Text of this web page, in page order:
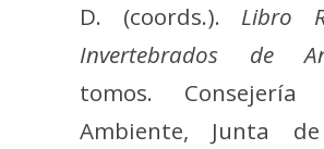
D. (coords.). Libro
Invertebrados de
tomos.
Ambiente, Junta